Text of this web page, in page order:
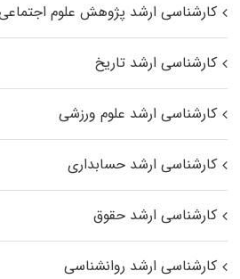
کارشناسی ارشد پژوهش علوم
کارشناسی ارشد تاریخ
کارشناسی ارشد علوم ورزشی
کارشناسی ارشد حسابداری
کارشناسی ارشد حقوق
کارشناسی ارشد روانشناسی